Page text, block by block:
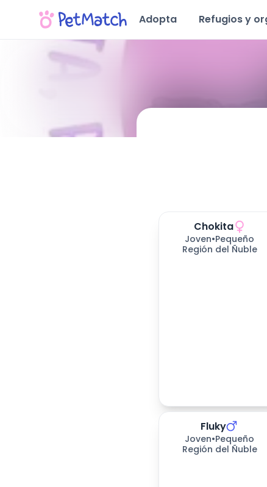
Adopta Refugios y
Chokita
Joven•Pequeño
Región del Ñuble
días esperando
Fluky
Joven•Pequeño
Región del Ñuble